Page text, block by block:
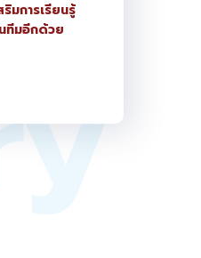
มการเรียนรู้
ทีมอีกด้วย